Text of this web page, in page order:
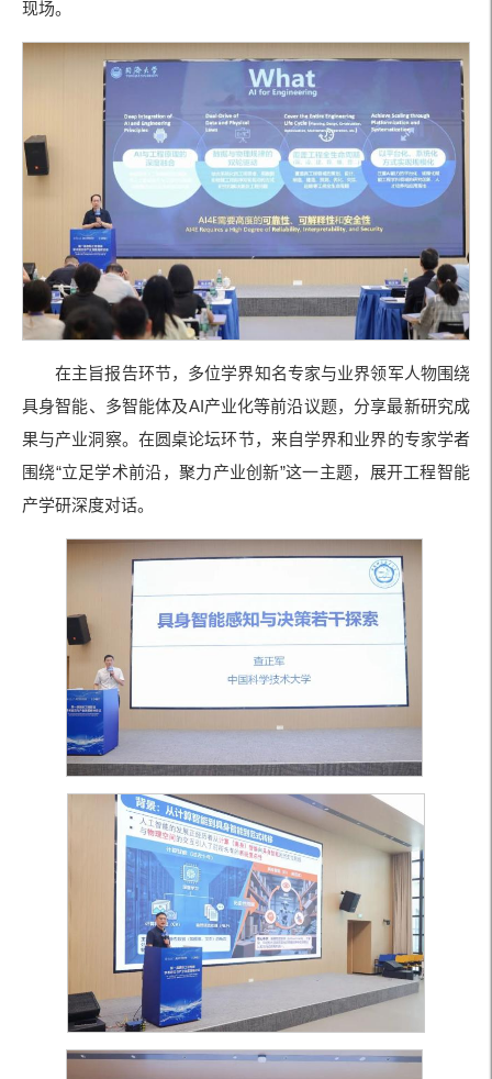
现场。
在主旨报告环节，多位学界知名专家与业界领军人物围绕
具身智能、多智能体及AI产业化等前沿议题，分享最新研究成
果与产业洞察。在圆桌论坛环节，来自学界和业界的专家学者
围绕“立足学术前沿，聚力产业创新”这一主题，展开工程智能
产学研深度对话。